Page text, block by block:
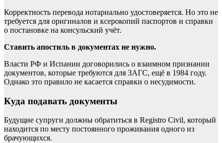
Корректность перевода нотариально удостоверяется. Но это не
требуется для оригиналов и ксерокопий паспортов и справки
о постановке на консульский учёт.
Ставить апостиль в документах не нужно.
Власти РФ и Испании договорились о взаимном признании
документов, которые требуются для ЗАГС, ещё в 1984 году.
Однако это правило не касается справки о несудимости.
Куда подавать документы
Будущие супруги должны обратиться в Registro Civil, который
находится по месту постоянного проживания одного из
брачующихся.